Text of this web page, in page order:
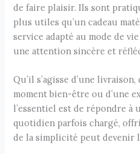
de faire plaisir. Ils sont
plus utiles qu’un cadeau
service adapté au mode de
une attention sincère et
Qu’il s’agisse d’une
moment bien-être ou d’une
l’essentiel est de répondre à
quotidien parfois chargé,
de la simplicité peut devenir